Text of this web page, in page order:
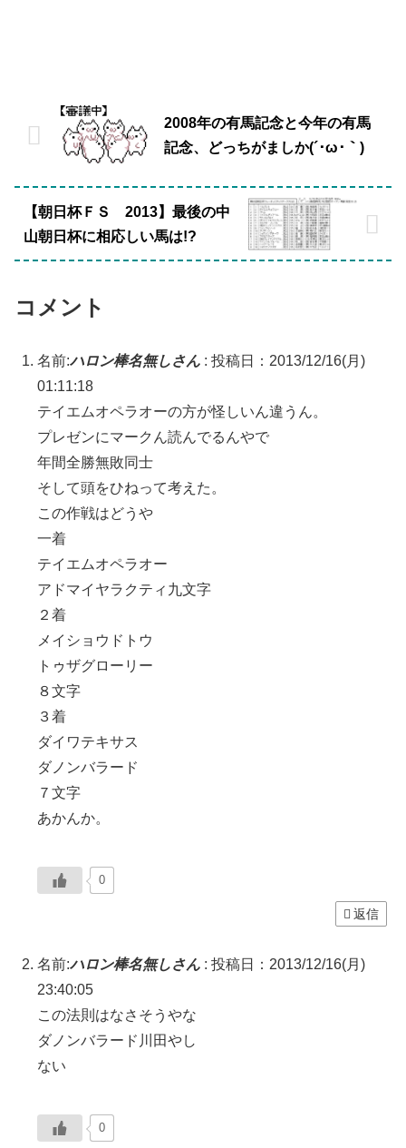
2008年の有馬記念と今年の有馬
記念、どっちがましか(´･ω･｀)
【朝日杯ＦＳ 2013】最後の中
山朝日杯に相応しい馬は!?
コメント
名前:ハロン棒名無しさん : 投稿日：2013/12/16(月)
01:11:18
テイエムオペラオーの方が怪しいん違うん。
プレゼンにマークん読んでるんやで
年間全勝無敗同士
そして頭をひねって考えた。
この作戦はどうや
一着
テイエムオペラオー
アドマイヤラクティ九文字
２着
メイショウドトウ
トゥザグローリー
８文字
３着
ダイワテキサス
ダノンバラード
７文字
あかんか。
0
返信
名前:ハロン棒名無しさん : 投稿日：2013/12/16(月)
23:40:05
この法則はなさそうやな
ダノンバラード川田やし
ない
0